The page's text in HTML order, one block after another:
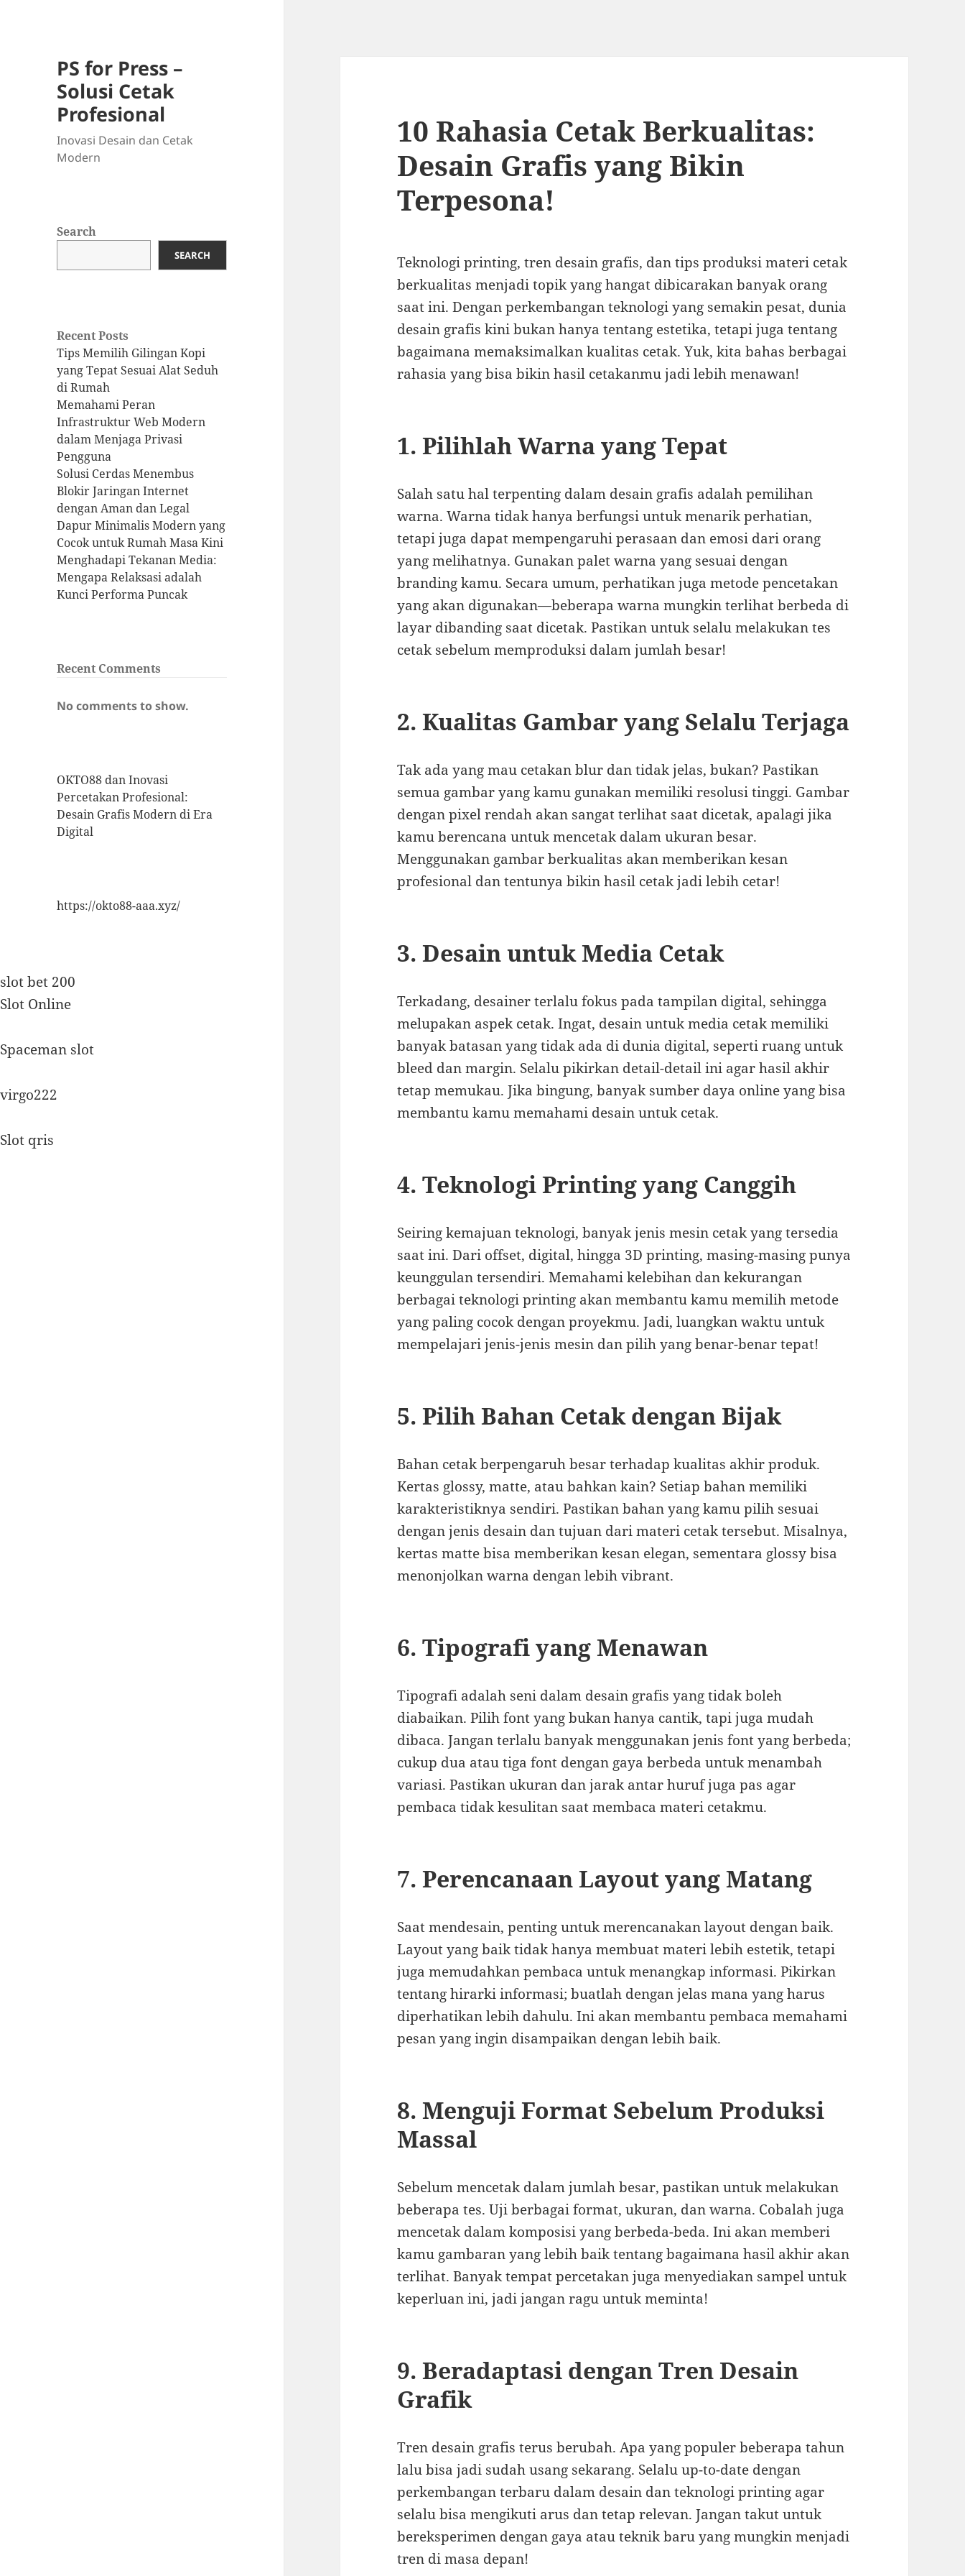
PS for Press –
Solusi Cetak
Profesional
Inovasi Desain dan Cetak
Modern
Search
SEARCH
Recent Posts
Tips Memilih Gilingan Kopi
yang Tepat Sesuai Alat Seduh
di Rumah
Memahami Peran
Infrastruktur Web Modern
dalam Menjaga Privasi
Pengguna
Solusi Cerdas Menembus
Blokir Jaringan Internet
dengan Aman dan Legal
Dapur Minimalis Modern yang
Cocok untuk Rumah Masa Kini
Menghadapi Tekanan Media:
Mengapa Relaksasi adalah
Kunci Performa Puncak
Recent Comments
No comments to show.
OKTO88 dan Inovasi
Percetakan Profesional:
Desain Grafis Modern di Era
Digital
https://okto88-aaa.xyz/
slot bet 200
Slot Online
Spaceman slot
virgo222
Slot qris
10 Rahasia Cetak Berkualitas:
Desain Grafis yang Bikin
Terpesona!
Teknologi printing, tren desain grafis, dan tips produksi materi cetak
berkualitas menjadi topik yang hangat dibicarakan banyak orang
saat ini. Dengan perkembangan teknologi yang semakin pesat, dunia
desain grafis kini bukan hanya tentang estetika, tetapi juga tentang
bagaimana memaksimalkan kualitas cetak. Yuk, kita bahas berbagai
rahasia yang bisa bikin hasil cetakanmu jadi lebih menawan!
1. Pilihlah Warna yang Tepat
Salah satu hal terpenting dalam desain grafis adalah pemilihan
warna. Warna tidak hanya berfungsi untuk menarik perhatian,
tetapi juga dapat mempengaruhi perasaan dan emosi dari orang
yang melihatnya. Gunakan palet warna yang sesuai dengan
branding kamu. Secara umum, perhatikan juga metode pencetakan
yang akan digunakan—beberapa warna mungkin terlihat berbeda di
layar dibanding saat dicetak. Pastikan untuk selalu melakukan tes
cetak sebelum memproduksi dalam jumlah besar!
2. Kualitas Gambar yang Selalu Terjaga
Tak ada yang mau cetakan blur dan tidak jelas, bukan? Pastikan
semua gambar yang kamu gunakan memiliki resolusi tinggi. Gambar
dengan pixel rendah akan sangat terlihat saat dicetak, apalagi jika
kamu berencana untuk mencetak dalam ukuran besar.
Menggunakan gambar berkualitas akan memberikan kesan
profesional dan tentunya bikin hasil cetak jadi lebih cetar!
3. Desain untuk Media Cetak
Terkadang, desainer terlalu fokus pada tampilan digital, sehingga
melupakan aspek cetak. Ingat, desain untuk media cetak memiliki
banyak batasan yang tidak ada di dunia digital, seperti ruang untuk
bleed dan margin. Selalu pikirkan detail-detail ini agar hasil akhir
tetap memukau. Jika bingung, banyak sumber daya online yang bisa
membantu kamu memahami desain untuk cetak.
4. Teknologi Printing yang Canggih
Seiring kemajuan teknologi, banyak jenis mesin cetak yang tersedia
saat ini. Dari offset, digital, hingga 3D printing, masing-masing punya
keunggulan tersendiri. Memahami kelebihan dan kekurangan
berbagai teknologi printing akan membantu kamu memilih metode
yang paling cocok dengan proyekmu. Jadi, luangkan waktu untuk
mempelajari jenis-jenis mesin dan pilih yang benar-benar tepat!
5. Pilih Bahan Cetak dengan Bijak
Bahan cetak berpengaruh besar terhadap kualitas akhir produk.
Kertas glossy, matte, atau bahkan kain? Setiap bahan memiliki
karakteristiknya sendiri. Pastikan bahan yang kamu pilih sesuai
dengan jenis desain dan tujuan dari materi cetak tersebut. Misalnya,
kertas matte bisa memberikan kesan elegan, sementara glossy bisa
menonjolkan warna dengan lebih vibrant.
6. Tipografi yang Menawan
Tipografi adalah seni dalam desain grafis yang tidak boleh
diabaikan. Pilih font yang bukan hanya cantik, tapi juga mudah
dibaca. Jangan terlalu banyak menggunakan jenis font yang berbeda;
cukup dua atau tiga font dengan gaya berbeda untuk menambah
variasi. Pastikan ukuran dan jarak antar huruf juga pas agar
pembaca tidak kesulitan saat membaca materi cetakmu.
7. Perencanaan Layout yang Matang
Saat mendesain, penting untuk merencanakan layout dengan baik.
Layout yang baik tidak hanya membuat materi lebih estetik, tetapi
juga memudahkan pembaca untuk menangkap informasi. Pikirkan
tentang hirarki informasi; buatlah dengan jelas mana yang harus
diperhatikan lebih dahulu. Ini akan membantu pembaca memahami
pesan yang ingin disampaikan dengan lebih baik.
8. Menguji Format Sebelum Produksi
Massal
Sebelum mencetak dalam jumlah besar, pastikan untuk melakukan
beberapa tes. Uji berbagai format, ukuran, dan warna. Cobalah juga
mencetak dalam komposisi yang berbeda-beda. Ini akan memberi
kamu gambaran yang lebih baik tentang bagaimana hasil akhir akan
terlihat. Banyak tempat percetakan juga menyediakan sampel untuk
keperluan ini, jadi jangan ragu untuk meminta!
9. Beradaptasi dengan Tren Desain
Grafik
Tren desain grafis terus berubah. Apa yang populer beberapa tahun
lalu bisa jadi sudah usang sekarang. Selalu up-to-date dengan
perkembangan terbaru dalam desain dan teknologi printing agar
selalu bisa mengikuti arus dan tetap relevan. Jangan takut untuk
bereksperimen dengan gaya atau teknik baru yang mungkin menjadi
tren di masa depan!